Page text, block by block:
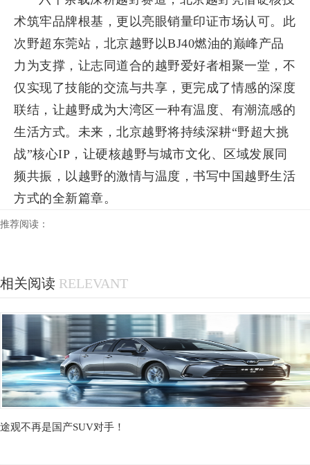
术筑牢品牌根基，更以亮眼销量印证市场认可。此
次野超东莞站，北京越野以BJ40燃油的巅峰产品
力为支撑，让志同道合的越野爱好者相聚一堂，不
仅实现了技能的交流与共享，更完成了情感的深度
联结，让越野成为大湾区一种有温度、有潮流感的
生活方式。未来，北京越野将持续深耕“野超大挑
战”核心IP，让硬核越野与城市文化、区域发展同
频共振，以越野的激情与温度，书写中国越野生活
方式的全新篇章。
推荐阅读：
相关阅读 RELEVANT
途观不再是国产SUV对手！